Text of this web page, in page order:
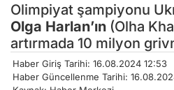
Olimpiyat şampiyonu
Olga Harlan’ın (Olha
artırmada 10 milyon
Haber Giriş Tarihi: 16.08.2024 12:53
Haber Güncellenme Tarihi: